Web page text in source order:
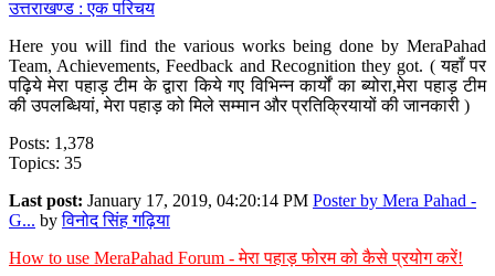
उत्तराखण्ड : एक परिचय
Here you will find the various works being done by MeraPahad
Team, Achievements, Feedback and Recognition they got. ( यहाँ पर
पढ़िये मेरा पहाड़ टीम के द्वारा किये गए विभिन्न कार्यों का ब्योरा,मेरा पहाड़ टीम
की उपलब्धियां, मेरा पहाड़ को मिले सम्मान और प्रतिक्रियायों की जानकारी )
Posts: 1,378
Topics: 35
Last post: January 17, 2019, 04:20:14 PM Poster by Mera Pahad -
G... byविनोद सिंह गढ़िया
How to use MeraPahad Forum - मेरा पहाड़ फोरम को कैसे प्रयोग करें!